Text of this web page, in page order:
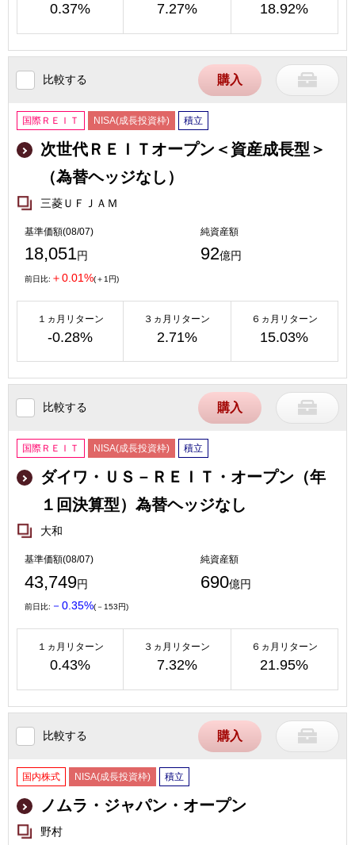
0.37% 7.27% 18.92%
比較する 購入
国際ＲＥＩＴ NISA(成長投資枠) 積立
次世代ＲＥＩＴオープン＜資産成長型＞
（為替ヘッジなし）
三菱ＵＦＪＡＭ
基準価額(08/07)
18,051円
純資産額
92億円
前日比: ＋0.01%(＋1円)
１ヵ月リターン
-0.28%
３ヵ月リターン
2.71%
６ヵ月リターン
15.03%
比較する 購入
国際ＲＥＩＴ NISA(成長投資枠) 積立
ダイワ・ＵＳ－ＲＥＩＴ・オープン（年
１回決算型）為替ヘッジなし
大和
基準価額(08/07)
43,749円
純資産額
690億円
前日比: －0.35%(－153円)
１ヵ月リターン
0.43%
３ヵ月リターン
7.32%
６ヵ月リターン
21.95%
比較する 購入
国内株式 NISA(成長投資枠) 積立
ノムラ・ジャパン・オープン
野村